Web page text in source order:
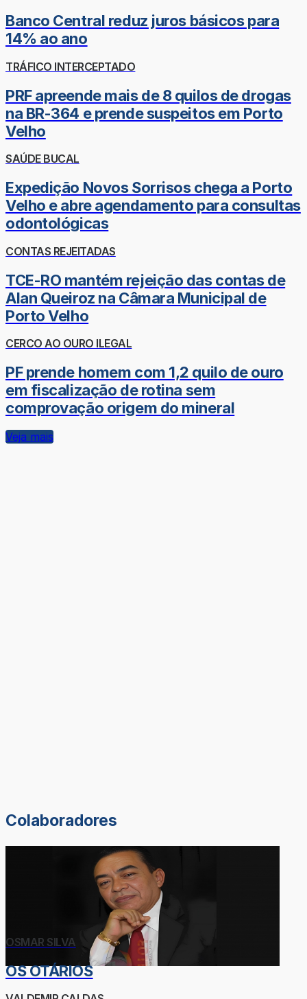
Banco Central reduz juros básicos para
14% ao ano
TRÁFICO INTERCEPTADO
PRF apreende mais de 8 quilos de drogas
na BR-364 e prende suspeitos em Porto
Velho
SAÚDE BUCAL
Expedição Novos Sorrisos chega a Porto
Velho e abre agendamento para consultas
odontológicas
CONTAS REJEITADAS
TCE-RO mantém rejeição das contas de
Alan Queiroz na Câmara Municipal de
Porto Velho
CERCO AO OURO ILEGAL
PF prende homem com 1,2 quilo de ouro
em fiscalização de rotina sem
comprovação origem do mineral
Veja mais
Colaboradores
OSMAR SILVA
OS OTÁRIOS